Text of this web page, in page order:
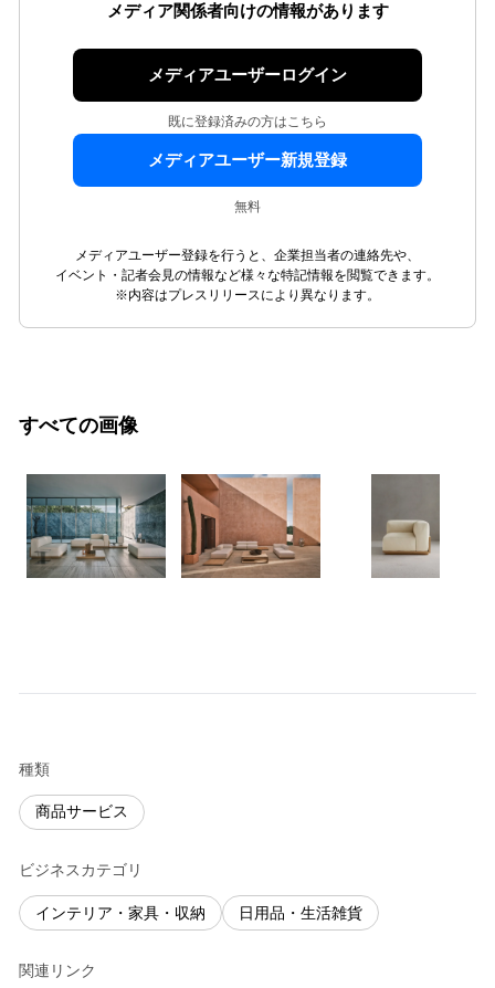
メディア関係者向けの情報があります
メディアユーザーログイン
既に登録済みの方はこちら
メディアユーザー新規登録
無料
メディアユーザー登録を行うと、企業担当者の連絡先や、
イベント・記者会見の情報など様々な特記情報を閲覧できます。
※内容はプレスリリースにより異なります。
すべての画像
種類
商品サービス
ビジネスカテゴリ
インテリア・家具・収納 日用品・生活雑貨
関連リンク